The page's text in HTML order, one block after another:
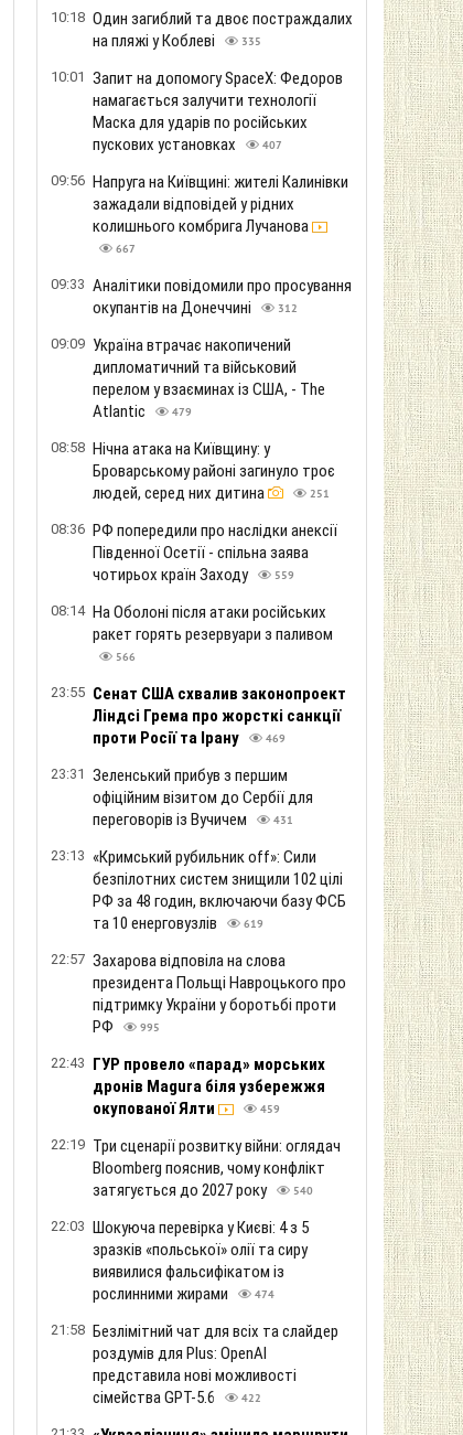
10:18 Один загиблий та двоє постраждалих
на пляжі у Коблеві
335
10:01 Запит на допомогу SpaceX: Федоров
намагається залучити технології
Маска для ударів по російських
пускових установках
407
09:56 Напруга на Київщині: жителі Калинівки
зажадали відповідей у ​​рідних
колишнього комбрига Лучанова
667
09:33 Аналітики повідомили про просування
окупантів на Донеччині
312
09:09 Україна втрачає накопичений
дипломатичний та військовий
перелом у взаєминах із США, - The
Atlantic
479
08:58 Нічна атака на Київщину: у
Броварському районі загинуло троє
людей, серед них дитина
251
08:36 РФ попередили про наслідки анексії
Південної Осетії - спільна заява
чотирьох країн Заходу
559
08:14 На Оболоні після атаки російських
ракет горять резервуари з паливом
566
23:55 Сенат США схвалив законопроект
Ліндсі Грема про жорсткі санкції
проти Росії та Ірану
469
23:31 Зеленський прибув з першим
офіційним візитом до Сербії для
переговорів із Вучичем
431
23:13 «Кримський рубильник off»: Сили
безпілотних систем знищили 102 цілі
РФ за 48 годин, включаючи базу ФСБ
та 10 енерговузлів
619
22:57 Захарова відповіла на слова
президента Польщі Навроцького про
підтримку України у боротьбі проти
РФ
995
22:43 ГУР провело «парад» морських
дронів Magura біля узбережжя
окупованої Ялти
459
22:19 Три сценарії розвитку війни: оглядач
Bloomberg пояснив, чому конфлікт
затягується до 2027 року
540
22:03 Шокуюча перевірка у Києві: 4 з 5
зразків «польської» олії та сиру
виявилися фальсифікатом із
рослинними жирами
474
21:58 Безлімітний чат для всіх та слайдер
роздумів для Plus: OpenAI
представила нові можливості
сімейства GPT-5.6
422